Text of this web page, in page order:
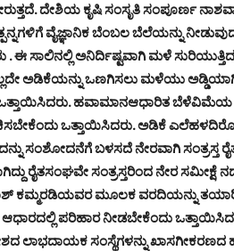
ದೇಶಿಯ ಕೃಷಿ ಸಂಸೃತಿ ಸಂಪೂರ್ಣ
ವೈಜ್ಞಾನಿಕ ಬೆಂಬಲ ಬೆಲೆಯನ್ನು
ಈ ಸಾಲಿನಲ್ಲಿ ಅನಿರ್ದಿಷ್ಟವಾಗಿ ಮಳೆ
ಅಡಿಕೆಯನ್ನು ಒಣಗಿಸಲು ಮಳೆಯು
ಒತ್ತಾಯಿಸಿದರು. ಹವಾಮಾನ‌ಆಧಾರಿತ ಬೆಳೆವಿಮೆಯ
ಒತ್ತಾಯಿಸಿದರು. ಅಡಿಕೆ
ಸಂಶೋದನೆಗೆ ಬಳಸದೆ ನೇರವಾಗಿ ಸಂತ್ರಸ್ತ
ರೈತಸಂಘವೇ ಸಂತ್ರಸ್ತರಿಂದ ನೇರ ಸಮೀಕ್ಷೆ
ಕಮ್ಮರಡಿಯವರ ಮೂಲಕ ವರದಿಯನ್ನು
ಪರಿಹಾರ ನೀಡಬೇಕೆಂದು
ಲಾಭದಾಯಕ ಸಂಸ್ಥೆಗಳನ್ನು ಖಾಸಗೀಕರಣದ